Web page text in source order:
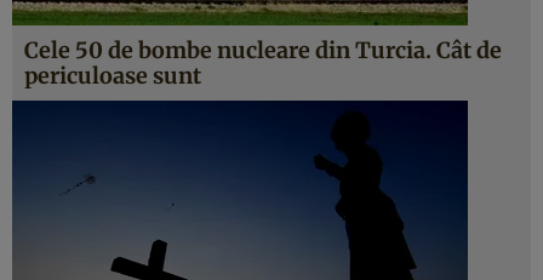
Cele 50 de bombe nucleare din Turcia. Cât de
periculoase sunt